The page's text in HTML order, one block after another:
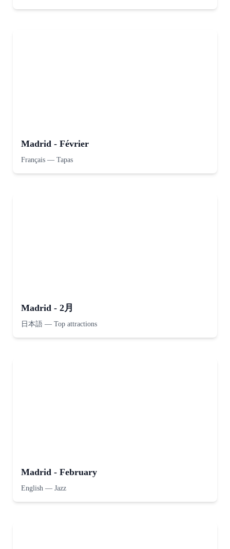
Madrid - Février
Français — Tapas
Madrid - 2月
日本語 — Top attractions
Madrid - February
English — Jazz